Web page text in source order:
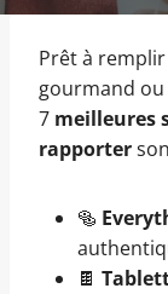
Prêt à remplir
gourmand ou
7 meilleures
rapporter
🥯
🍫